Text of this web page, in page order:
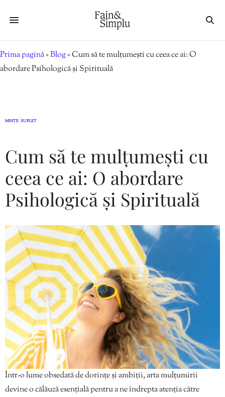
Prima pagină»Blog»Cum să te mulțumești cu ceea ce ai: O
abordare Psihologică și Spirituală
MINTE SUFLET
Cum să te mulțumești cu
ceea ce ai: O abordare
Psihologică și Spirituală
Într-o lume obsedată de dorințe și ambiții, arta mulțumirii
devine o călăuză esențială pentru a ne îndrepta atenția către